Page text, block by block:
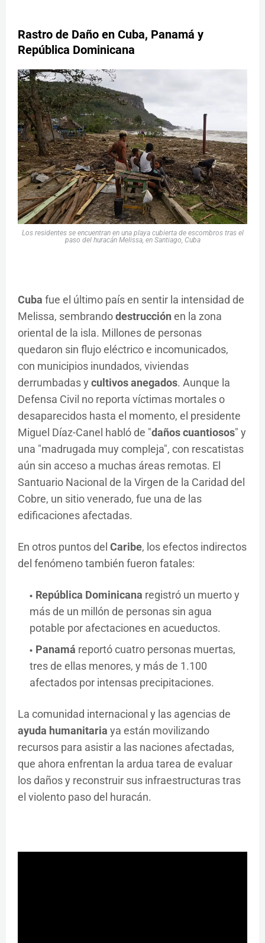
Rastro de Daño en Cuba, Panamá y
República Dominicana
Los residentes se encuentran en una playa cubierta de escombros tras el
paso del huracán Melissa, en Santiago, Cuba
Cuba fue el último país en sentir la intensidad de
Melissa, sembrandodestrucción en la zona
oriental de la isla. Millones de personas
quedaron sin flujo eléctrico e incomunicados,
con municipios inundados, viviendas
derrumbadas y cultivos anegados. Aunque la
Defensa Civil no reporta víctimas mortales o
desaparecidos hasta el momento, el presidente
Miguel Díaz-Canel habló de "daños cuantiosos" y
una "madrugada muy compleja", con rescatistas
aún sin acceso a muchas áreas remotas. El
Santuario Nacional de la Virgen de la Caridad del
Cobre, un sitio venerado, fue una de las
edificaciones afectadas.
En otros puntos del Caribe, los efectos indirectos
del fenómeno también fueron fatales:
República Dominicana registró un muerto y
más de un millón de personas sin agua
potable por afectaciones en acueductos.
Panamá reportó cuatro personas muertas,
tres de ellas menores, y más de 1.100
afectados por intensas precipitaciones.
La comunidad internacional y las agencias de
ayuda humanitaria ya están movilizando
recursos para asistir a las naciones afectadas,
que ahora enfrentan la ardua tarea de evaluar
los daños y reconstruir sus infraestructuras tras
el violento paso del huracán.